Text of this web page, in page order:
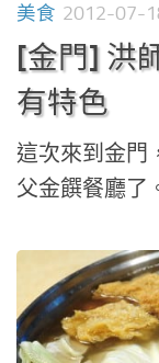
美食 2012-07-
[金門] 洪
有特色
這次來到金門
父金饌餐廳了